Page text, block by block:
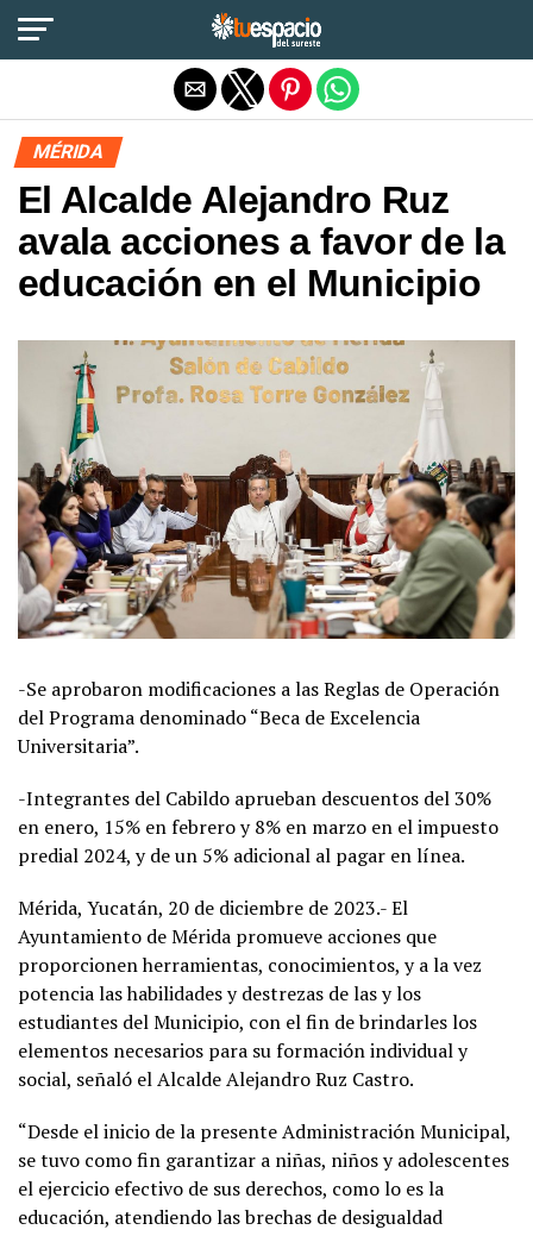
MÉRIDA
El Alcalde Alejandro Ruz
avala acciones a favor de la
educación en el Municipio
-Se aprobaron modificaciones a las Reglas de Operación
del Programa denominado “Beca de Excelencia
Universitaria”.
-Integrantes del Cabildo aprueban descuentos del 30%
en enero, 15% en febrero y 8% en marzo en el impuesto
predial 2024, y de un 5% adicional al pagar en línea.
Mérida, Yucatán, 20 de diciembre de 2023.- El
Ayuntamiento de Mérida promueve acciones que
proporcionen herramientas, conocimientos, y a la vez
potencia las habilidades y destrezas de las y los
estudiantes del Municipio, con el fin de brindarles los
elementos necesarios para su formación individual y
social, señaló el Alcalde Alejandro Ruz Castro.
“Desde el inicio de la presente Administración Municipal,
se tuvo como fin garantizar a niñas, niños y adolescentes
el ejercicio efectivo de sus derechos, como lo es la
educación, atendiendo las brechas de desigualdad
Salir de la versión móvil